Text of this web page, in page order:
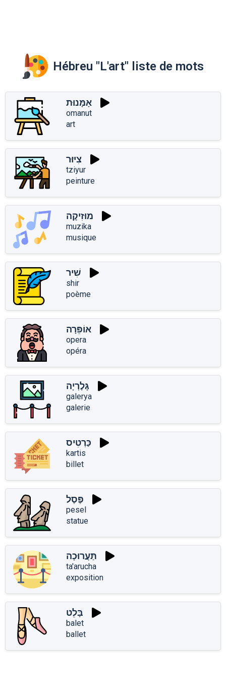
Hébreu "L'art" liste de mots
אָמָּנוּת
omanut
art
צִיּוּר
tziyur
peinture
מוּזִיקָה
muzika
musique
שִׁיר
shir
poème
אוֹפֵּרָה
opera
opéra
גָּלֶרְיָה
galerya
galerie
כַּרְטִיס
kartis
billet
פֶּסֶל
pesel
statue
תַּעֲרוּכָה
ta'arucha
exposition
בָּלֵט
balet
ballet